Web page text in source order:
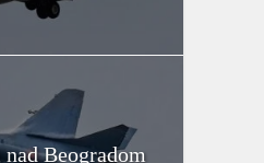
Beogradom